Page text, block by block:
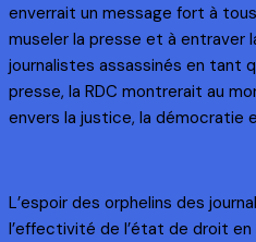
enverrait un message fort à
museler la presse et à entraver
journalistes assassinés en tant
presse, la RDC montrerait au
envers la justice, la démocratie
L’espoir des orphelins des
l’effectivité de l’état de droit